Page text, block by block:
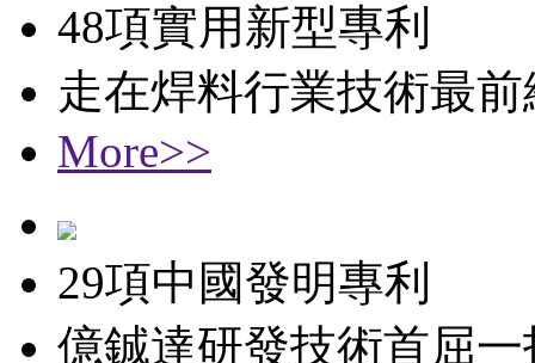
48項實用新型專利
走在焊料行業技術最前
More>>
29項中國發明專利
億鋮達研發技術首屈一